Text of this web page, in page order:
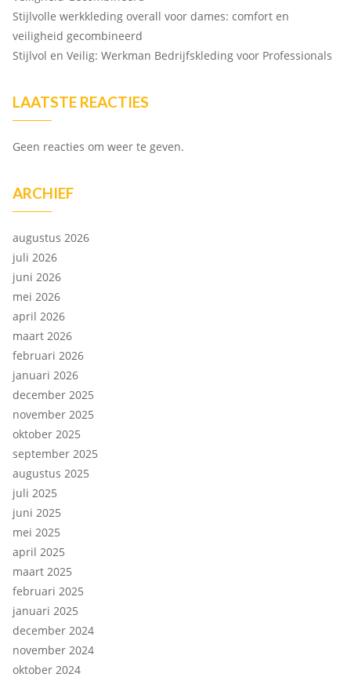
Stijlvolle werkkleding overall voor dames: comfort en
veiligheid gecombineerd
Stijlvol en Veilig: Werkman Bedrijfskleding voor Professionals
LAATSTE REACTIES
Geen reacties om weer te geven.
ARCHIEF
augustus 2026
juli 2026
juni 2026
mei 2026
april 2026
maart 2026
februari 2026
januari 2026
december 2025
november 2025
oktober 2025
september 2025
augustus 2025
juli 2025
juni 2025
mei 2025
april 2025
maart 2025
februari 2025
januari 2025
december 2024
november 2024
oktober 2024